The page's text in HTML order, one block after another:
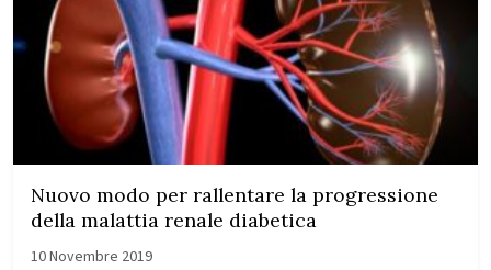
Nuovo modo per rallentare la progressione
della malattia renale diabetica
10 Novembre 2019